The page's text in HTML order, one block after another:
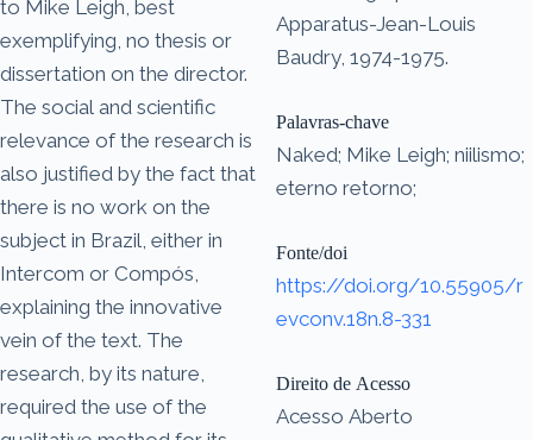
to Mike Leigh, best
exemplifying, no thesis or
dissertation on the director.
The social and scientific
relevance of the research is
also justified by the fact that
there is no work on the
subject in Brazil, either in
Intercom or Compós,
explaining the innovative
vein of the text. The
research, by its nature,
required the use of the
Apparatus-Jean-Louis
Baudry, 1974-1975.
Palavras-chave
Naked; Mike Leigh; niilismo;
eterno retorno;
Fonte/doi
https://doi.org/10.55905/r
evconv.18n.8-331
Direito de Acesso
Acesso Aberto